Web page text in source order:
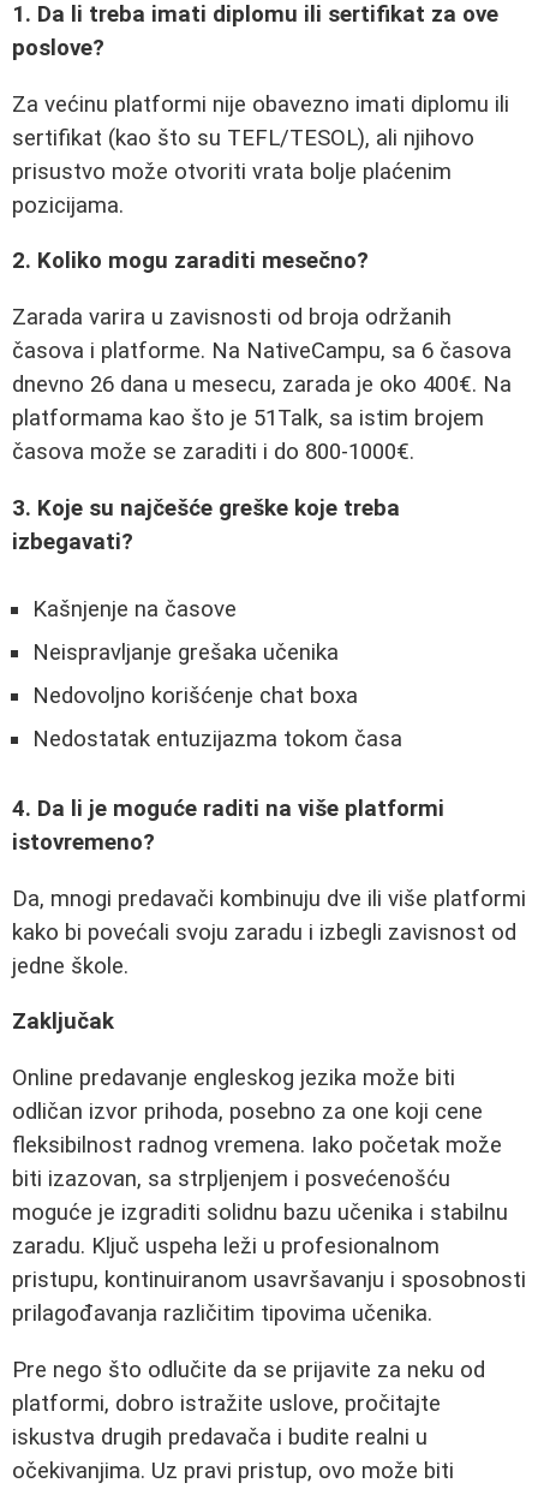
1. Da li treba imati diplomu ili sertifikat za ove
poslove?
Za većinu platformi nije obavezno imati diplomu ili
sertifikat (kao što su TEFL/TESOL), ali njihovo
prisustvo može otvoriti vrata bolje plaćenim
pozicijama.
2. Koliko mogu zaraditi mesečno?
Zarada varira u zavisnosti od broja održanih
časova i platforme. Na NativeCampu, sa 6 časova
dnevno 26 dana u mesecu, zarada je oko 400€. Na
platformama kao što je 51Talk, sa istim brojem
časova može se zaraditi i do 800-1000€.
3. Koje su najčešće greške koje treba
izbegavati?
Kašnjenje na časove
Neispravljanje grešaka učenika
Nedovoljno korišćenje chat boxa
Nedostatak entuzijazma tokom časa
4. Da li je moguće raditi na više platformi
istovremeno?
Da, mnogi predavači kombinuju dve ili više platformi
kako bi povećali svoju zaradu i izbegli zavisnost od
jedne škole.
Zaključak
Online predavanje engleskog jezika može biti
odličan izvor prihoda, posebno za one koji cene
fleksibilnost radnog vremena. Iako početak može
biti izazovan, sa strpljenjem i posvećenošću
moguće je izgraditi solidnu bazu učenika i stabilnu
zaradu. Ključ uspeha leži u profesionalnom
pristupu, kontinuiranom usavršavanju i sposobnosti
prilagođavanja različitim tipovima učenika.
Pre nego što odlučite da se prijavite za neku od
platformi, dobro istražite uslove, pročitajte
iskustva drugih predavača i budite realni u
očekivanjima. Uz pravi pristup, ovo može biti